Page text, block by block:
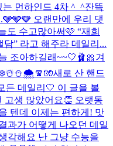
는 먼하인드 4차 ^_^잔뜩
오랜만에 우리 댓
도 수고많아써🩷 “재희
” 라고 해주라 데일리...
조아하길래~~🤍🩰🎀 겨
새로 산 핸드
든 데일리🤍 이 글을 볼
고생 많았어요👏 오랫동
텐데 이제는 편하게! 맛
과가 어떻게 나오던 데일
각해요 난 그냥 수능을